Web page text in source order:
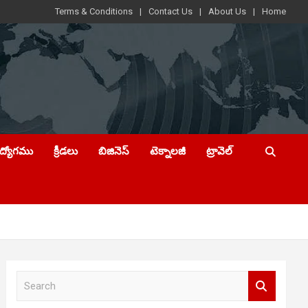
Terms & Conditions Contact Us About Us Home
క్రీడలు బిజినెస్ టెక్నాలజీ ట్రావెల్